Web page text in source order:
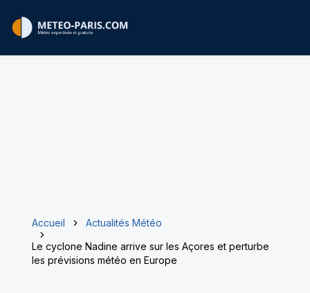
Accueil
Actualités Météo
Le cyclone Nadine arrive sur les Açores et perturbe
les prévisions météo en Europe